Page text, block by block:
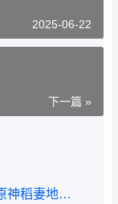
2025-06-22
下一篇 »
《原神》稻妻地灵龛之钥如何获取 原神稻妻地图曝光